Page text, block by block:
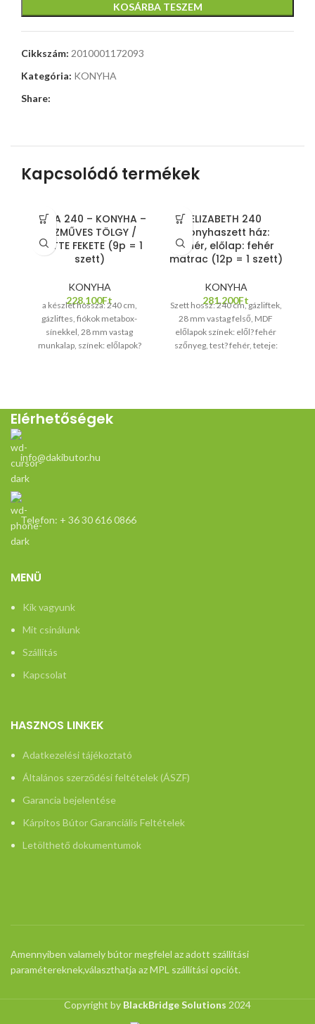
KOSÁRBA TESZEM
Cikkszám: 2010001172093
Kategória: KONYHA
Share:
Kapcsolódó termékek
ALINA 240 – KONYHA –
KÉZMŰVES TÖLGY /
MATTE FEKETE (9p = 1
szett)
KONYHA
228.100Ft
a készlet hossza: 240 cm,
gázliftes, fiókok metabox-
sínekkel, 28 mm vastag
munkalap, színek: előlapok?
ELIZABETH 240
konyhaszett ház:
fehér, előlap: fehér
matrac (12p = 1 szett)
KONYHA
281.200Ft
Szett hossz: 240 cm, gázliftek,
28 mm vastag felső, MDF
előlapok színek: elől? fehér
szőnyeg, test? fehér, teteje:
Elérhetőségek
info@dakibutor.hu
Telefon: + 36 30 616 0866
MENÜ
Kik vagyunk
Mit csinálunk
Szállítás
Kapcsolat
HASZNOS LINKEK
Adatkezelési tájékoztató
Általános szerződési feltételek (ÁSZF)
Garancia bejelentése
Kárpitos Bútor Garanciális Feltételek
Letölthető dokumentumok
Amennyiben valamely bútor megfelel az adott szállítási
paramétereknek,választhatja az MPL szállítási opciót.
Copyright by BlackBridge Solutions 2024